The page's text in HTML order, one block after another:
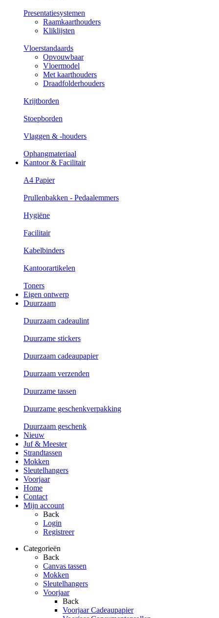
Presentatiesystemen
Raamkaarthouders
Kliklijsten
Vloerstandaards
Opvouwbaar
Vloermodel
Met kaarthouders
Draadfolderhouders
Krijtborden
Stoepborden
Vlaggen & -houders
Ophangmateriaal
Kantoor & Facilitair
A4 Papier
Prullenbakken - Pedaalemmers
Hygiëne
Facilitair
Kabelbinders
Kantoorartikelen
Toners
Eigen ontwerp
Duurzaam
Duurzaam cadeaulint
Duurzame stickers
Duurzaam cadeaupapier
Duurzaam verzenden
Duurzame tassen
Duurzame geschenkverpakking
Duurzaam geschenk
Nieuw
Juf & Meester
Strandtassen
Mokken
Sleutelhangers
Voorjaar
Home
Contact
Mijn account
Back
Login
Registreer
Categorieën
Back
Canvas tassen
Mokken
Sleutelhangers
Voorjaar
Back
Voorjaar Cadeaupapier